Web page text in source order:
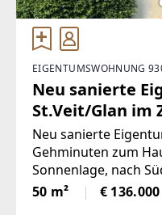
EIGENTUMSWOHNUNG
Neu sanierte
St.Veit/Glan im
(Provisionsfrei)
Neu sanierte
Gehminuten zum
Sonnenlage, nach
ins Grüne,
Wohnung,
50 m² € 136.000